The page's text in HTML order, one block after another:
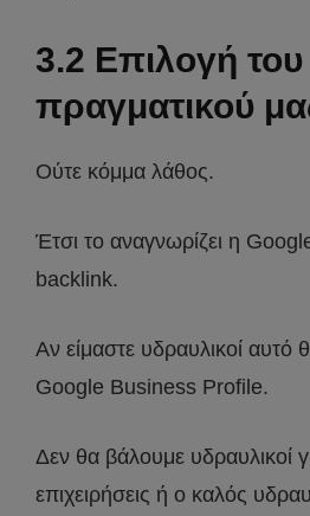
3.2 Επιλογή του
πραγματικού
Ούτε κόμμα λάθος.
Έτσι το αναγνωρίζει η
backlink.
Αν είμαστε υδραυλικοί αυτό
Google Business Profile.
Δεν θα βάλουμε υδραυλικοί
επιχειρήσεις ή ο καλός